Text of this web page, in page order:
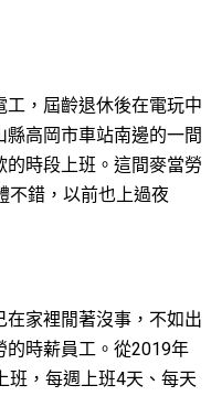
，屆齡退休後在電玩中
高岡市車站南邊的一間
時段上班。這間麥當勞
不錯，以前也上過夜
家裡閒著沒事，不如出
的時薪員工。從2019年
班，每週上班4天、每天